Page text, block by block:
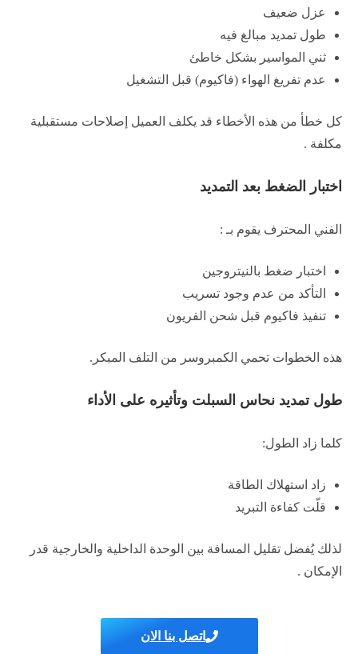
عزل ضعيف
طول تمديد مبالغ فيه
ثني المواسير بشكل خاطئ
عدم تفريغ الهواء (فاكيوم) قبل التشغيل
كل خطأ من هذه الأخطاء قد يكلف العميل إصلاحات مستقبلية
مكلفة .
اختبار الضغط بعد التمديد
الفني المحترف يقوم بـ :
اختبار ضغط بالنيتروجين
التأكد من عدم وجود تسريب
تنفيذ فاكيوم قبل شحن الفريون
هذه الخطوات تحمي الكمبروسر من التلف المبكر.
طول تمديد نحاس السبلت وتأثيره على الأداء
كلما زاد الطول:
زاد استهلاك الطاقة
قلّت كفاءة التبريد
لذلك يُفضل تقليل المسافة بين الوحدة الداخلية والخارجية قدر
الإمكان .
اتصل بنا الان